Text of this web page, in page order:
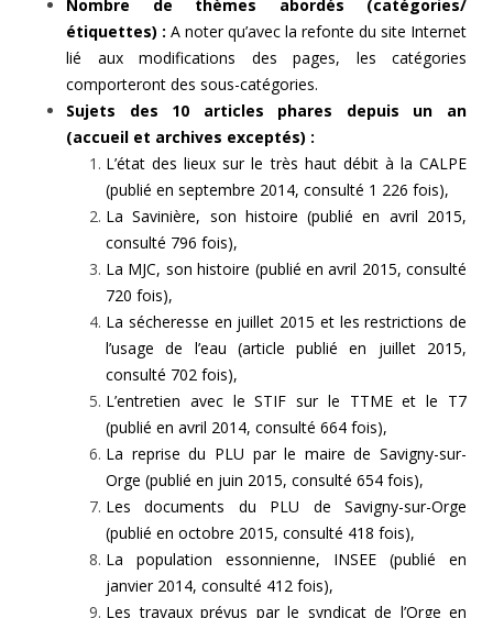
Nombre de thèmes abordés (catégories/
étiquettes) : A noter qu’avec la refonte du site Internet
lié aux modifications des pages, les catégories
comporteront des sous-catégories.
Sujets des 10 articles phares depuis un an
(accueil et archives exceptés) :
L’état des lieux sur le très haut débit à la CALPE
(publié en septembre 2014, consulté 1 226 fois),
La Savinière, son histoire (publié en avril 2015,
consulté 796 fois),
La MJC, son histoire (publié en avril 2015, consulté
720 fois),
La sécheresse en juillet 2015 et les restrictions de
l’usage de l’eau (article publié en juillet 2015,
consulté 702 fois),
L’entretien avec le STIF sur le TTME et le T7
(publié en avril 2014, consulté 664 fois),
La reprise du PLU par le maire de Savigny-sur-
Orge (publié en juin 2015, consulté 654 fois),
Les documents du PLU de Savigny-sur-Orge
(publié en octobre 2015, consulté 418 fois),
La population essonnienne, INSEE (publié en
janvier 2014, consulté 412 fois),
Les travaux prévus par le syndicat de l’Orge en